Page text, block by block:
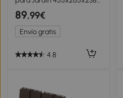
cm Parasol Grande con
Manivela Manual
Protección Solar Color Café
89,99€
Envío gratis
4.8